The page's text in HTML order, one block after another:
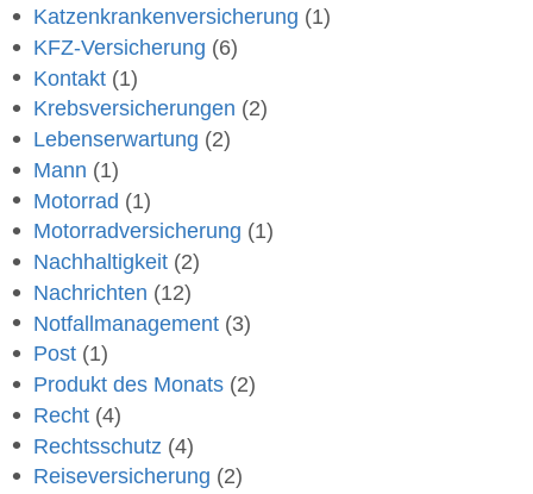
Katzenkrankenversicherung (1)
KFZ-Versicherung (6)
Kontakt (1)
Krebsversicherungen (2)
Lebenserwartung (2)
Mann (1)
Motorrad (1)
Motorradversicherung (1)
Nachhaltigkeit (2)
Nachrichten (12)
Notfallmanagement (3)
Post (1)
Produkt des Monats (2)
Recht (4)
Rechtsschutz (4)
Reiseversicherung (2)